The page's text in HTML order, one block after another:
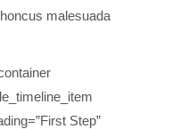
malesuada
Step”